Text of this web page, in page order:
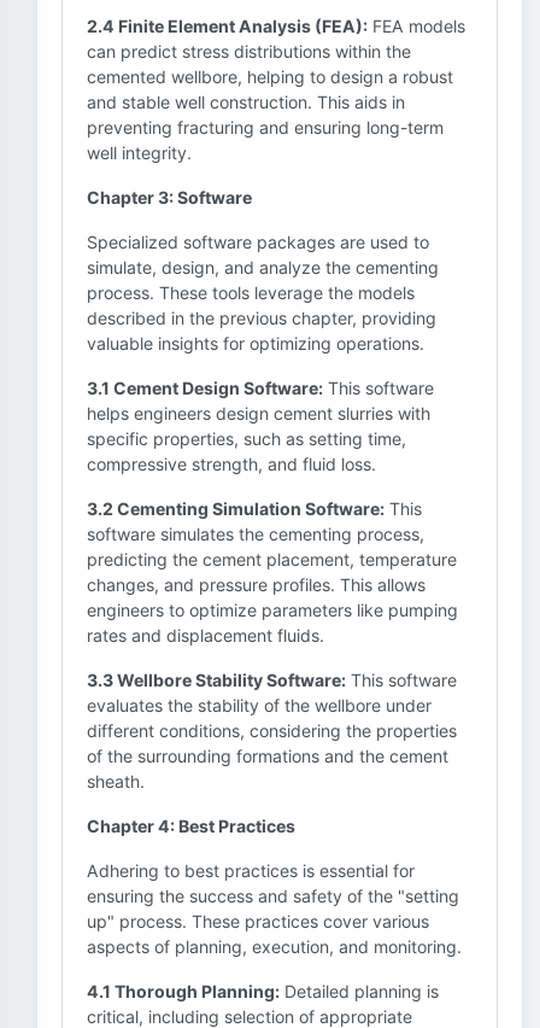
2.4 Finite Element Analysis (FEA): FEA models
can predict stress distributions within the
cemented wellbore, helping to design a robust
and stable well construction. This aids in
preventing fracturing and ensuring long-term
well integrity.
Chapter 3: Software
Specialized software packages are used to
simulate, design, and analyze the cementing
process. These tools leverage the models
described in the previous chapter, providing
valuable insights for optimizing operations.
3.1 Cement Design Software: This software
helps engineers design cement slurries with
specific properties, such as setting time,
compressive strength, and fluid loss.
3.2 Cementing Simulation Software: This
software simulates the cementing process,
predicting the cement placement, temperature
changes, and pressure profiles. This allows
engineers to optimize parameters like pumping
rates and displacement fluids.
3.3 Wellbore Stability Software: This software
evaluates the stability of the wellbore under
different conditions, considering the properties
of the surrounding formations and the cement
sheath.
Chapter 4: Best Practices
Adhering to best practices is essential for
ensuring the success and safety of the "setting
up" process. These practices cover various
aspects of planning, execution, and monitoring.
4.1 Thorough Planning: Detailed planning is
critical, including selection of appropriate